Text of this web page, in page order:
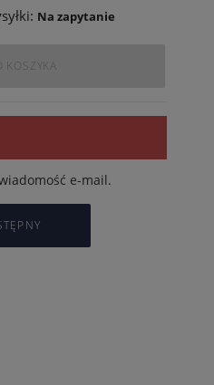
Na zapytanie
KOSZYKA
e-mail.